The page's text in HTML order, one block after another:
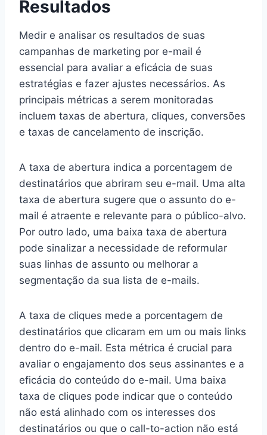
Resultados
Medir e analisar os resultados de suas
campanhas de marketing por e-mail é
essencial para avaliar a eficácia de suas
estratégias e fazer ajustes necessários. As
principais métricas a serem monitoradas
incluem taxas de abertura, cliques, conversões
e taxas de cancelamento de inscrição.
A taxa de abertura indica a porcentagem de
destinatários que abriram seu e-mail. Uma alta
taxa de abertura sugere que o assunto do e-
mail é atraente e relevante para o público-alvo.
Por outro lado, uma baixa taxa de abertura
pode sinalizar a necessidade de reformular
suas linhas de assunto ou melhorar a
segmentação da sua lista de e-mails.
A taxa de cliques mede a porcentagem de
destinatários que clicaram em um ou mais links
dentro do e-mail. Esta métrica é crucial para
avaliar o engajamento dos seus assinantes e a
eficácia do conteúdo do e-mail. Uma baixa
taxa de cliques pode indicar que o conteúdo
não está alinhado com os interesses dos
destinatários ou que o call-to-action não está